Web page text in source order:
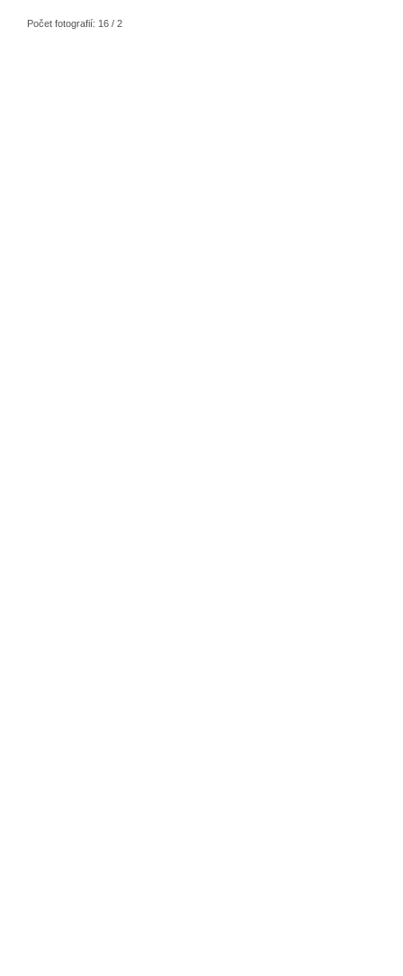
Počet fotografií: 16 / 2